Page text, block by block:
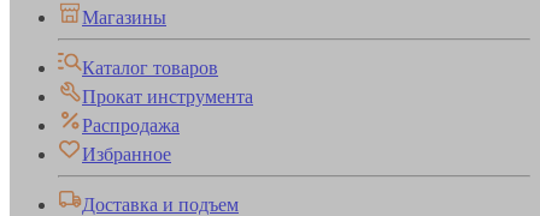
Магазины
Каталог товаров
Прокат инструмента
Распродажа
Избранное
Доставка и подъем